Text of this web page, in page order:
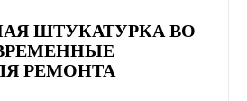
ШТУКАТУРКА ВО
РЕМОНТА